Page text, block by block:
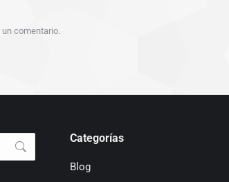
un comentario.
Categorías
Blog